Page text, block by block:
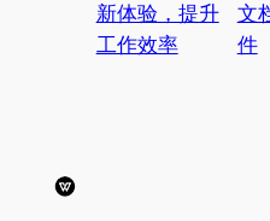
新体验，提升
工作效率
文
件